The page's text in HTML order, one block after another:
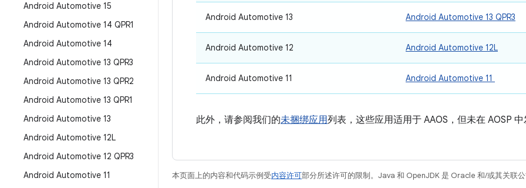
Android Automotive 15
Android Automotive 14 QPR1
Android Automotive 14
Android Automotive 13 QPR3
Android Automotive 13 QPR2
Android Automotive 13 QPR1
Android Automotive 13
Android Automotive 12L
Android Automotive 12 QPR3
Android Automotive 11
Android Automotive 13 Android Automotive 13 QPR3
Android Automotive 12 Android Automotive 12L
Android Automotive 11 Android Automotive 11
此外，请参阅我们的未捆绑应用列表，这些应用适用于 AAOS，但未在 AOSP
本页面上的内容和代码示例受内容许可部分所述许可的限制。Java 和 OpenJDK 是 Oracle 和/或其关联